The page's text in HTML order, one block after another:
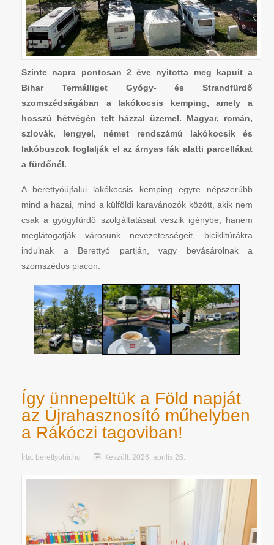
Szinte napra pontosan 2 éve nyitotta meg kapuit a
Bihar Termálliget Gyógy- és Strandfürdő
szomszédságában a lakókocsis kemping, amely a
hosszú hétvégén telt házzal üzemel. Magyar, román,
szlovák, lengyel, német rendszámú lakókocsik és
lakóbuszok foglalják el az árnyas fák alatti parcellákat
a fürdőnél.
A berettyóújfalui lakókocsis kemping egyre népszerűbb
mind a hazai, mind a külföldi karavánozók között, akik nem
csak a gyógyfürdő szolgáltatásait veszik igénybe, hanem
meglátogatják városunk nevezetességeit, biciklitúrákra
indulnak a Berettyó partján, vagy bevásárolnak a
szomszédos piacon.
Így ünnepeltük a Föld napját
az Újrahasznosító műhelyben
a Rákóczi tagoviban!
Írta: berettyohir.hu Készült: 2026. április 26.